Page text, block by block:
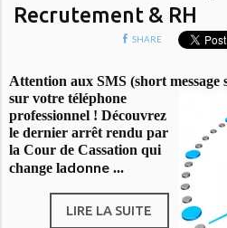
Recrutement & RH
SHARE
Attention aux SMS (short message
sur votretéléphone
professionnel ! Découvrez
le dernier arrêt rendu par
la Cour de Cassation qui
change ladonne ...
LIRE LA SUITE